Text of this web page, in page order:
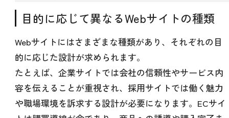
目的に応じて異なるWebサイトの種類
Webサイトにはさまざまな種類があり、それぞれの目
的に応じた設計が求められます。
たとえば、企業サイトでは会社の信頼性やサービス内
容を伝えることが重視され、採用サイトでは働く魅力
や職場環境を訴求する設計が必要になります。ECサイ